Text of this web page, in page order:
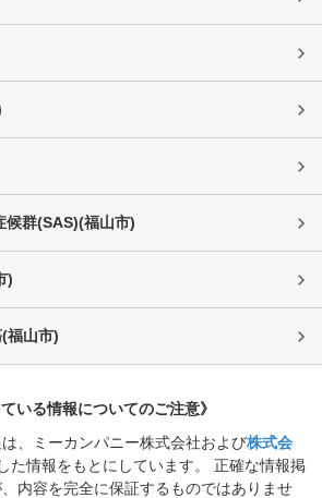
候群(SAS)(福山市)
)
(福山市)
ている情報についてのご注意》
、ミーカンパニー株式会社および株式会
た情報をもとにしています。 正確な情報掲
内容を完全に保証するものではありませ